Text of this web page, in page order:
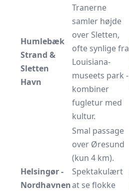
Humlebæk
Strand &
Sletten
Havn
Tranerne
samler højde
over Sletten,
ofte synlige fra
Louisiana-
museets park -
kombiner
fugletur med
kultur.
Helsingør -
Nordhavnen
Smal passage
over Øresund
(kun 4 km).
Spektakulært
at se flokke